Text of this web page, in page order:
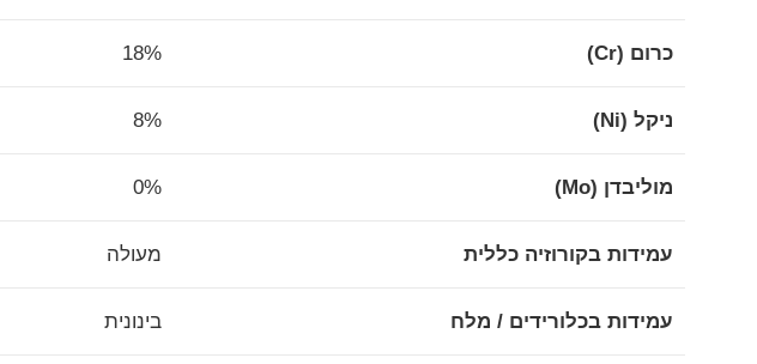
כרום (Cr) 18%
ניקל (Ni) 8%
מוליבדן (Mo) 0%
עמידות בקורוזיה כללית מעולה
עמידות בכלורידים / מלח בינונית